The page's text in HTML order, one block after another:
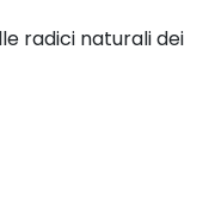
radici naturali dei